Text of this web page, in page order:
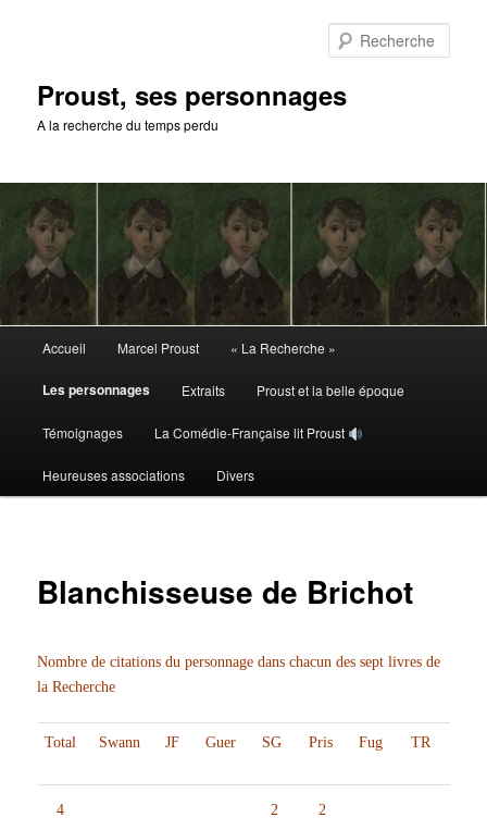
Proust, ses personnages
A la recherche du temps perdu
Accueil Marcel Proust « La Recherche »
Les personnages Extraits Proust et la belle époque
Témoignages La Comédie-Française lit Proust
Heureuses associations Divers
Blanchisseuse de Brichot
Nombre de citations du personnage dans chacun des sept livres de
la Recherche
Total Swann JF Guer SG Pris Fug TR
4 2 2